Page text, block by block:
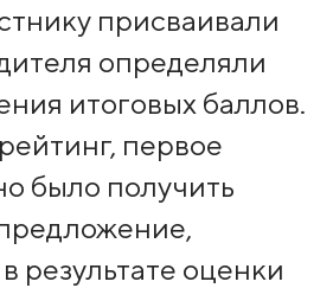
присваивали
определяли
итоговых баллов.
первое
было получить
результате оценки